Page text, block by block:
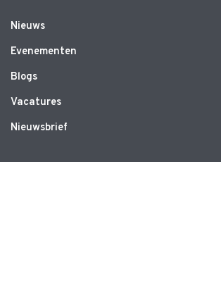
Nieuws
Evenementen
Blogs
Vacatures
Nieuwsbrief